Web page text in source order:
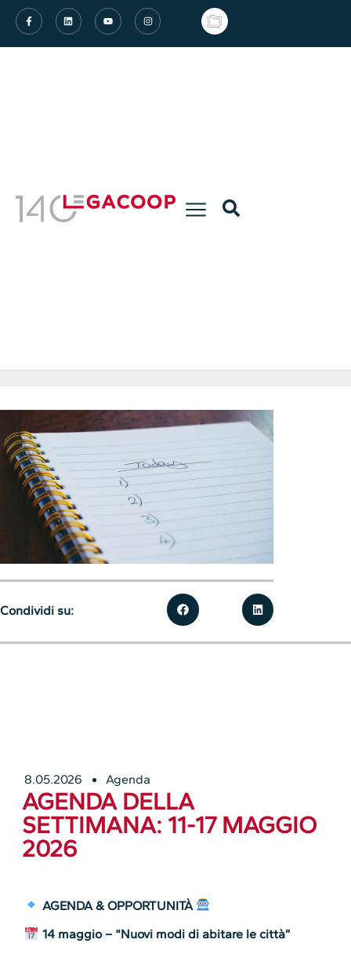
8.05.2026 Agenda
AGENDA DELLA
SETTIMANA: 11-17 MAGGIO
2026
AGENDA & OPPORTUNITÀ
14 maggio – “Nuovi modi di abitare le città”
Condividi su: